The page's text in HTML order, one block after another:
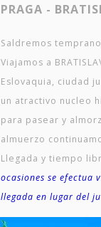
PRAGA -
Saldremos
Viajamos a
Eslovaquia, ciudad
un atractivo nucleo
para pasear y
almuerzo
Llegada y tiempo
ocasiones se efectua
llegada en lugar del